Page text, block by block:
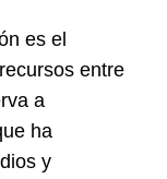
es el
entre
a
ha
y